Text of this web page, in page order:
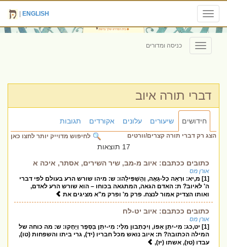
Toggle
navigation
ENGLISH
Toggle
navigation
כניסה ומדורים
דברי תורה איוב
חידושים שיעורים עלונים אקורדים תגובות
לחיפוש מדוייק יותר לחצו כאן הצג רק דברי תורה קצרים/וורטים
17 תוצאות
כתובים ככתבם: איוב מ-מב, שיר השירים, אסתר, איכה א
אורן מס
[1] מ,יא: וּרְאֵה כָל-גֵּאֶה, וְהַשְׁפִּילֵהוּ: ש: מיהו שורש הרע בעולם לפי דברי
ה' לאיוב? ת: האדם הגאה, המתגאה בכוחו – הוא שורש הרע לאדם,
ואותו הצדיק אמור לנצח. פרק מ' ופרק מ"א מציגים את
כתובים ככתבם: איוב יט-לח
אורן מס
[1] יט,כג: מִי-יִתֵּן אֵפוֹ, וְיִכָּתְבוּן מִלָּי: מִי-יִתֵּן בַּסֵּפֶר וְיֻחָקוּ: ש: מה כוחה של
המילה הכתובה? ת: איוב נואש מכל חבריו (יד), גרי ביתו והשפחות (טו),
עבדו (טז), אשתו (יז),